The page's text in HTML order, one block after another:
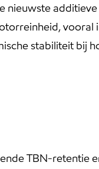
vooral
stabiliteit bij
TBN-retentie